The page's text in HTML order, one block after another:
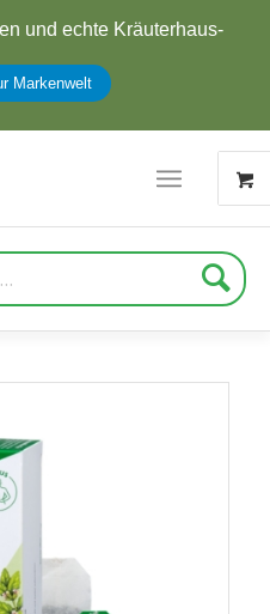
und echte Kräuterhaus-
Markenwelt
Suche